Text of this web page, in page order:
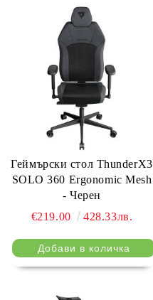
Геймърски стол ThunderX3
SOLO 360 Ergonomic Mesh
- Черен
€219.00
428.33лв.